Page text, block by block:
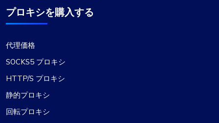
プロキシを購入する
代理価格
SOCKS5 プロキシ
HTTP/S プロキシ
静的プロキシ
回転プロキシ